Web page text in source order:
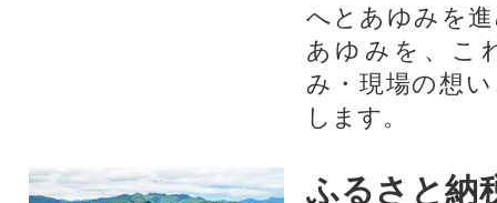
へとあゆみを
あゆみを、こ
み・現場の想
します。
ふるさと納